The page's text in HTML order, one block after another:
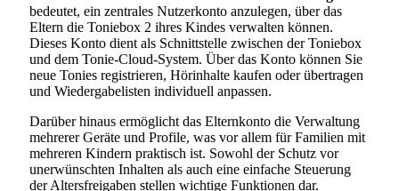
bedeutet, ein zentrales Nutzerkonto anzulegen, über das
Eltern die Toniebox 2 ihres Kindes verwalten können.
Dieses Konto dient als Schnittstelle zwischen der Toniebox
und dem Tonie-Cloud-System. Über das Konto können Sie
neue Tonies registrieren, Hörinhalte kaufen oder übertragen
und Wiedergabelisten individuell anpassen.
Darüber hinaus ermöglicht das Elternkonto die Verwaltung
mehrerer Geräte und Profile, was vor allem für Familien mit
mehreren Kindern praktisch ist. Sowohl der Schutz vor
unerwünschten Inhalten als auch eine einfache Steuerung
der Altersfreigaben stellen wichtige Funktionen dar.